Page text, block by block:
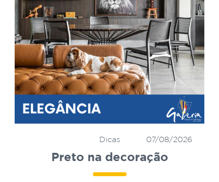
07/08/2026
Dicas
Preto na decoração